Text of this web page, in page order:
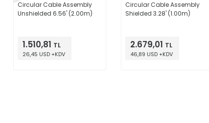
Circular Cable Assembly
Unshielded 6.56' (2.00m)
1.510,81 TL
26,45 USD +KDV
Circular Cable Assembly
Shielded 3.28' (1.00m)
2.679,01 TL
46,89 USD +KDV